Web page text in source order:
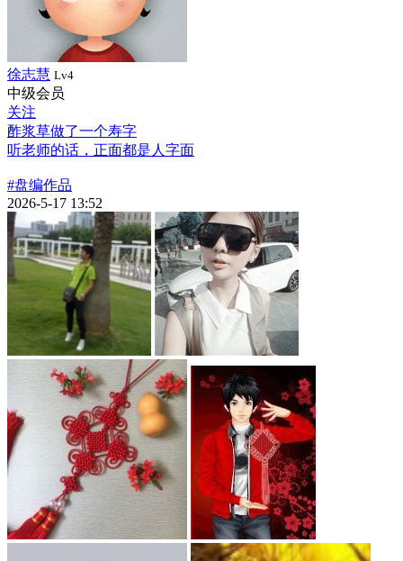
徐志慧 Lv4
中级会员
关注
酢浆草做了一个寿字
听老师的话，正面都是人字面
#盘编作品
2026-5-17 13:52